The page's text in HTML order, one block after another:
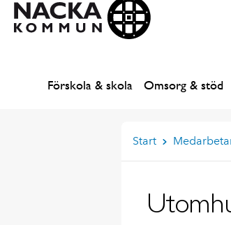
Förskola & skola Omsorg & stöd
Start